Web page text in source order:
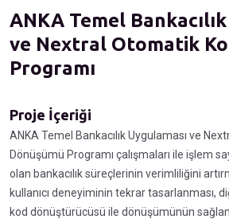
ANKA Temel
ve Nextral Otomatik
Programı
Proje İçeriği
ANKA Temel Bankacılık Uygulaması ve
Dönüşümü Programı çalışmaları ile işlem
olan bankacılık süreçlerinin verimliliğini
kullanıcı deneyiminin tekrar tasarlanması,
kod dönüştürücüsü ile dönüşümünün